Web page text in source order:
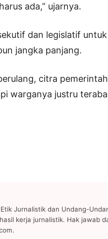
ada,” ujarnya.
dan legislatif
jangka panjang.
citra
warganya justru
Jurnalistik dan Undang-
kerja jurnalistik. Hak jawab